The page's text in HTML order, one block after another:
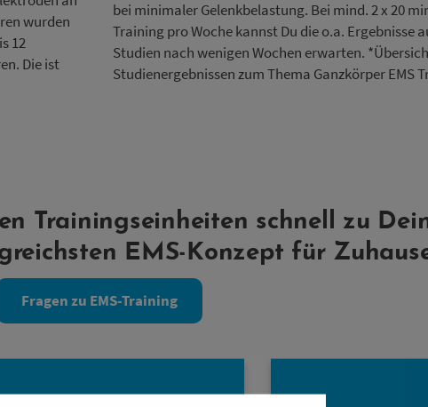
wurden
12
Die ist
bei minimaler Gelenkbelastung. Bei mind. 2 x 20
Training pro Woche kannst Du die o.a. Ergebnisse
Studien nach wenigen Wochen erwarten.
Studienergebnissenzum Thema Ganzkörper EMS
Trainingseinheiten schnell zu
EMS-Konzept für
Fragen zu EMS-Training
frei einstellbaren „bioelektrischen“